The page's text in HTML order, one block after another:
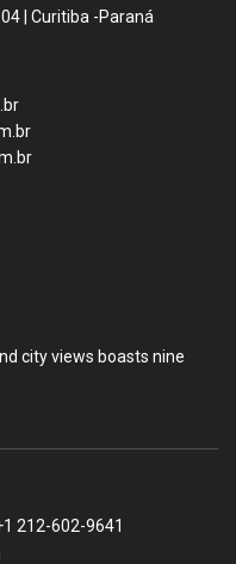
| Curitiba -Paraná
city views boasts nine
212-602-9641